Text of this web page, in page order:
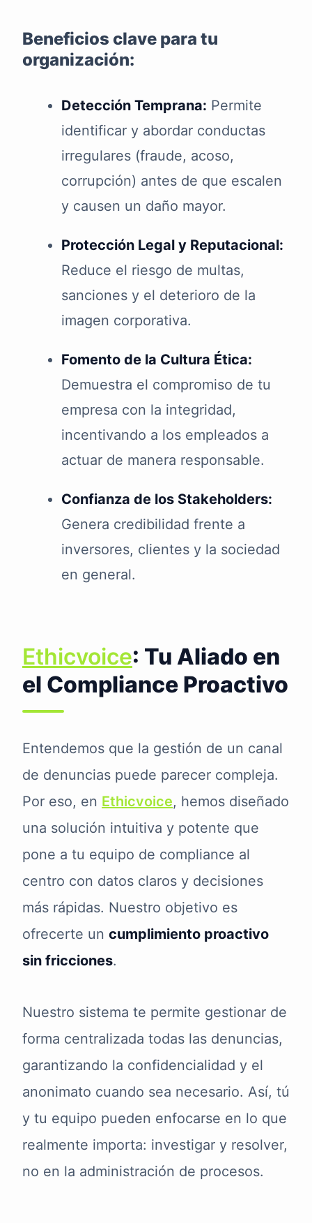
Beneficios clave para tu
organización:
Detección Temprana: Permite
identificar y abordar conductas
irregulares (fraude, acoso,
corrupción) antes de que escalen
y causen un daño mayor.
Protección Legal y Reputacional:
Reduce el riesgo de multas,
sanciones y el deterioro de la
imagen corporativa.
Fomento de la Cultura Ética:
Demuestra el compromiso de tu
empresa con la integridad,
incentivando a los empleados a
actuar de manera responsable.
Confianza de los Stakeholders:
Genera credibilidad frente a
inversores, clientes y la sociedad
en general.
Ethicvoice: Tu Aliado en
el Compliance Proactivo
Entendemos que la gestión de un canal
de denuncias puede parecer compleja.
Por eso, en Ethicvoice, hemos diseñado
una solución intuitiva y potente que
pone a tu equipo de compliance al
centro con datos claros y decisiones
más rápidas. Nuestro objetivo es
ofrecerte un cumplimiento proactivo
sin fricciones.
Nuestro sistema te permite gestionar de
forma centralizada todas las denuncias,
garantizando la confidencialidad y el
anonimato cuando sea necesario. Así, tú
y tu equipo pueden enfocarse en lo que
realmente importa: investigar y resolver,
no en la administración de procesos.